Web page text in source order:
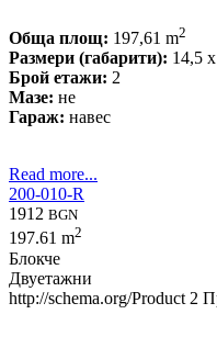
Обща площ: 197,61 m2
Размери (габарити): 14,5
Брой етажи: 2
Мазе: не
Гараж: навес
Read more...
200-010-R
1912 BGN
197.61 m2
Блокче
Двуетажни
http://schema.org/Product 2